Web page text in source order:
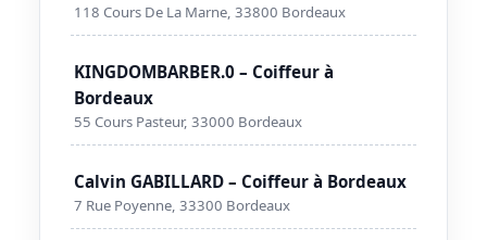
118 Cours De La Marne, 33800 Bordeaux
KINGDOMBARBER.0 – Coiffeur à
Bordeaux
55 Cours Pasteur, 33000 Bordeaux
Calvin GABILLARD – Coiffeur à Bordeaux
7 Rue Poyenne, 33300 Bordeaux